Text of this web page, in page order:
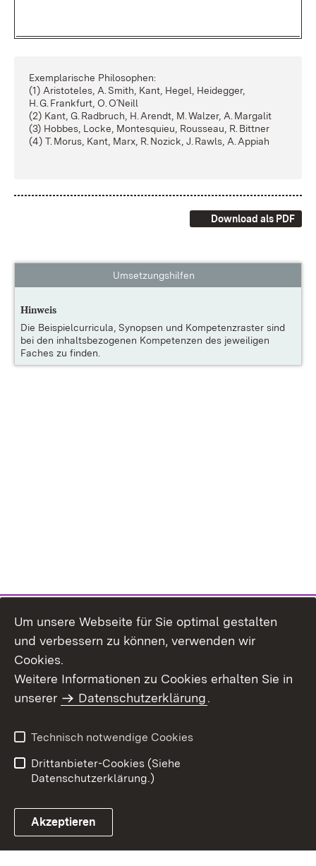
Ex­em­pla­ri­sche Phi­lo­so­phen:
(1) Aris­to­te­les, A. S­mith, Kant, He­gel, Hei­deg­ger,
H. G. Frank­furt, O. O´N­eill
(2) Kant, G. Rad­bruch, H. A­rendt, M. Wal­zer, A. Mar­ga­lit
(3) Hob­bes, Lo­cke, Mon­tes­quieu, Rous­seau, R. Bitt­ner
(4) T. Mo­rus, Kant, Marx, R. No­zick, J. Rawls, A. App­iah
Download als PDF
Umsetzungshilfen
Hinweis
Die Beispielcurricula, Synopsen und Kompetenzraster sind
bei den inhaltsbezogenen Kompetenzen des jeweiligen
Faches zu finden.
Um unsere Webseite für Sie optimal gestalten
und verbessern zu können, verwenden wir
Cookies.
Weitere Informationen zu Cookies erhalten Sie in
unserer
Datenschutzerklärung.
Technisch notwendige Cookies
Drittanbieter-Cookies (Siehe
Datenschutzerklärung.)
Akzeptieren